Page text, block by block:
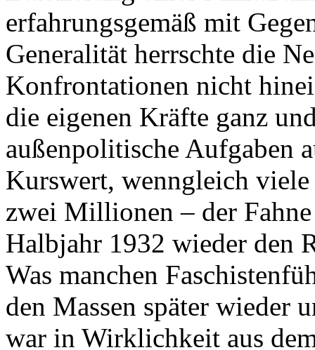
erfahrungsgemäß mit
Generalität herrschte die
Konfrontationen nicht
die eigenen Kräfte ganz
außenpolitische Aufgaben
Kurswert, wenngleich viele
zwei Millionen – der
Halbjahr 1932 wieder den
Was manchen
den Massen später wieder
war in Wirklichkeit aus